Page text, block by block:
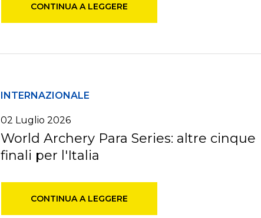
CONTINUA A LEGGERE
INTERNAZIONALE
02 Luglio 2026
World Archery Para Series: altre cinque
finali per l'Italia
CONTINUA A LEGGERE